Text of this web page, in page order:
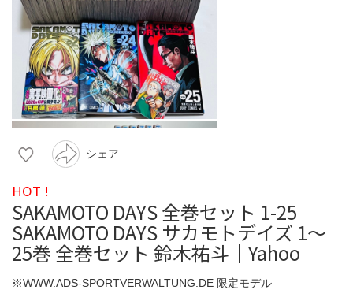
シェア
HOT !
SAKAMOTO DAYS 全巻セット 1-25
SAKAMOTO DAYS サカモトデイズ 1〜
25巻 全巻セット 鈴木祐斗｜Yahoo
※WWW.ADS-SPORTVERWALTUNG.DE 限定モデル